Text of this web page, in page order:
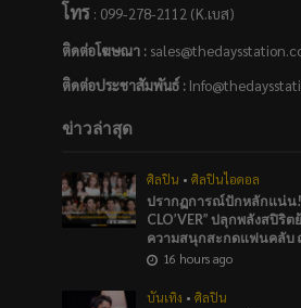
โทร: 099-278-2112 (K.เบส)
ติดต่อโฆษณา :
ติดต่อประชาสัมพันธ์:
ข่าวล่าสุด
ศิลปิน • ศิลปินไอดอล
ปรากฏการณ์ปักหลักแน่น!
CLO’VER” ปลุกพลังสปิริ
ความสนุกสะกดแฟนคลับ
16 hours ago
บันเทิง • ศิลปิน